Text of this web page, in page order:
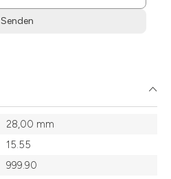
Senden
28,00 mm
15.55
999.90